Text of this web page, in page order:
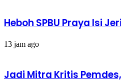
Heboh SPBU Praya Isi
13 jam ago
Jadi Mitra Kritis